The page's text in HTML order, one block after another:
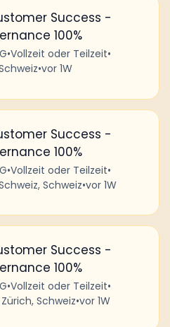
Success -
100%
•Vollzeit oder Teilzeit•
•vor 1W
Success -
100%
•Vollzeit oder Teilzeit•
Schweiz•vor 1W
Success -
100%
•Vollzeit oder Teilzeit•
Schweiz•vor 1W